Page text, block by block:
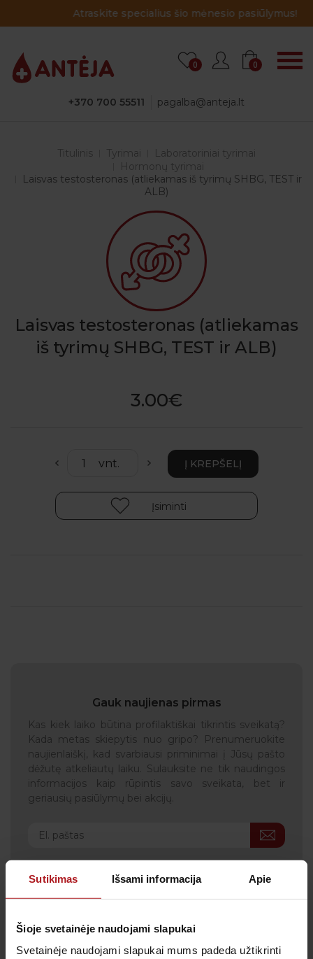
Sutikimas Išsami informacija Apie
Šioje svetainėje naudojami slapukai
Svetainėje naudojami slapukai mums padeda užtikrinti
Atraskite specialius šio mėnesio pasiūlymus!
+370 700 55511 pagalba@anteja.lt
0 0
Titulinis Tyrimai
Laboratoriniai tyrimai
Hormonų tyrimai
Laisvas testosteronas (atliekamas iš tyrimų SHBG, TEST ir
ALB)
Laisvas testosteronas (atliekamas
iš tyrimų SHBG, TEST ir ALB)
3.00€
Įsiminti
Gauk naujienas pirmas
Kas kiek laiko būtina profilaktiškai tikrintis sveikatą?
Kada metas skiepytis nuo gripo? Prenumeruokite
naujienlaiškį, kad svarbiausi priminimai į Jūsų pašto
dėžutę atkeliautų laiku. Sulauksite ne tik naudingos
informacijos kaip rūpintis savo sveikata, bet ir
geriausių pasiūlymų bei akcijų.
Patvirtinu, kad man yra 14 metų ar daugiau